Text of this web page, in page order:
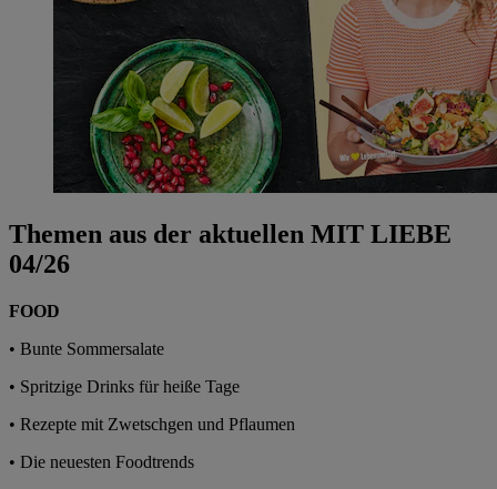
Themen aus der aktuellen MIT LIEBE
04/26
FOOD
• Bunte Sommersalate
• Spritzige Drinks für heiße Tage
• Rezepte mit Zwetschgen und Pflaumen
• Die neuesten Foodtrends